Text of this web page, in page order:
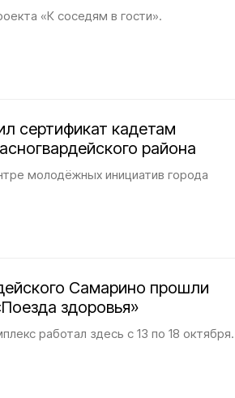
«К соседям в гости».
сертификат кадетам
района
молодёжных инициатив города
Самарино прошли
здоровья»
работал здесь с 13 по 18 октября.